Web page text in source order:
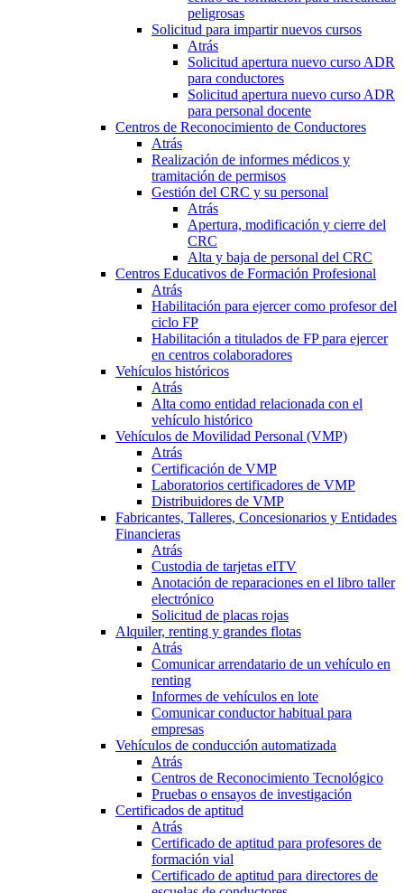
peligrosas
Solicitud para impartir nuevos cursos
Atrás
Solicitud apertura nuevo curso ADR
para conductores
Solicitud apertura nuevo curso ADR
para personal docente
Centros de Reconocimiento de Conductores
Atrás
Realización de informes médicos y
tramitación de permisos
Gestión del CRC y su personal
Atrás
Apertura, modificación y cierre del
CRC
Alta y baja de personal del CRC
Centros Educativos de Formación Profesional
Atrás
Habilitación para ejercer como profesor del
ciclo FP
Habilitación a titulados de FP para ejercer
en centros colaboradores
Vehículos históricos
Atrás
Alta como entidad relacionada con el
vehículo histórico
Vehículos de Movilidad Personal (VMP)
Atrás
Certificación de VMP
Laboratorios certificadores de VMP
Distribuidores de VMP
Fabricantes, Talleres, Concesionarios y Entidades
Financieras
Atrás
Custodia de tarjetas eITV
Anotación de reparaciones en el libro taller
electrónico
Solicitud de placas rojas
Alquiler, renting y grandes flotas
Atrás
Comunicar arrendatario de un vehículo en
renting
Informes de vehículos en lote
Comunicar conductor habitual para
empresas
Vehículos de conducción automatizada
Atrás
Centros de Reconocimiento Tecnológico
Pruebas o ensayos de investigación
Certificados de aptitud
Atrás
Certificado de aptitud para profesores de
formación vial
Certificado de aptitud para directores de